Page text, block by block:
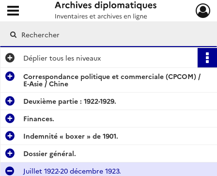
Archives diplomatiques
Ouvrir le menu déroulant
Déplier tous les niveaux
Correspondance politique et commerciale (CPCOM) /
E-Asie / Chine
Deuxième partie : 1922-1929.
Finances.
Indemnité « boxer » de 1901.
Dossier général.
Juillet 1922-20 décembre 1923.